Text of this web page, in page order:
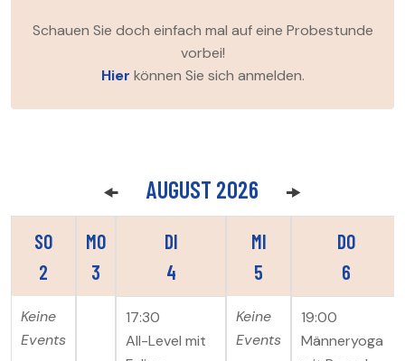
Schauen Sie doch einfach mal auf eine Probestunde
vorbei!
Hier können Sie sich anmelden.
🠜 AUGUST 2026 🠞
SO
2
Keine
Events
MO
3
DI
4
17:30
All-Level mit
MI
5
Keine
Events
DO
6
19:00
Männeryoga